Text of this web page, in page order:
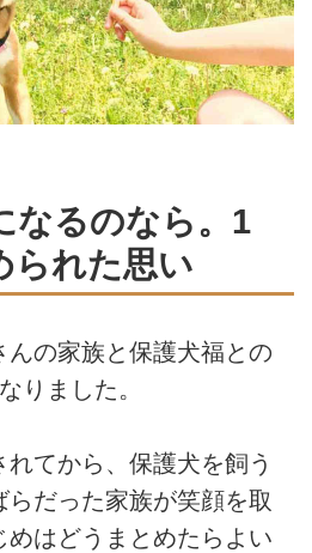
なるのなら。1
られた思い
の家族と保護犬福との
りました。
てから、保護犬を飼う
だった家族が笑顔を取
めはどうまとめたらよい